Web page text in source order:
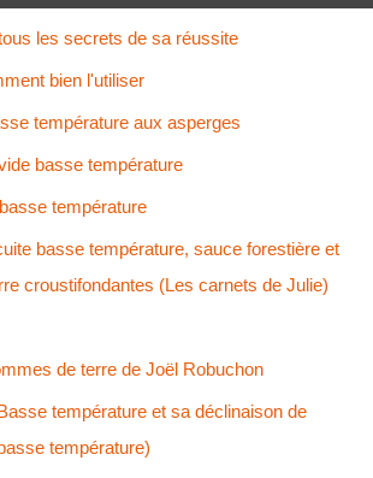
les secrets de sa réussite
bien l'utiliser
température aux asperges
basse température
température
basse température, sauce forestière et
croustifondantes (Les carnets de Julie)
de terre de Joël Robuchon
température et sa déclinaison de
température)